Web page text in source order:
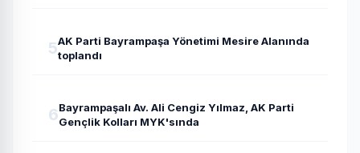
5AK Parti Bayrampaşa Yönetimi Mesire Alanında
toplandı
6Bayrampaşalı Av. Ali Cengiz Yılmaz, AK Parti
Gençlik Kolları MYK'sında